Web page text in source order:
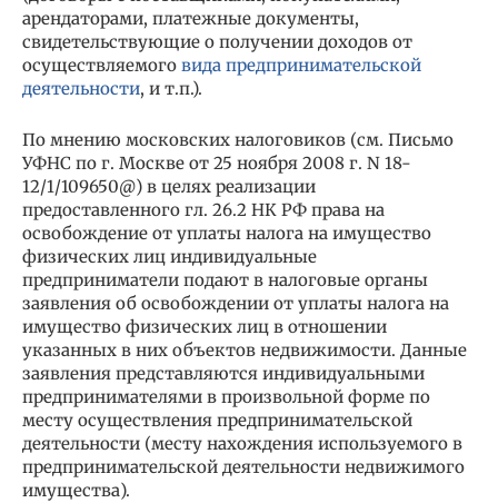
арендаторами, платежные документы,
свидетельствующие о получении доходов от
осуществляемого вида предпринимательской
деятельности, и т.п.).
По мнению московских налоговиков (см. Письмо
УФНС по г. Москве от 25 ноября 2008 г. N 18-
12/1/109650@) в целях реализации
предоставленного гл. 26.2 НК РФ права на
освобождение от уплаты налога на имущество
физических лиц индивидуальные
предприниматели подают в налоговые органы
заявления об освобождении от уплаты налога на
имущество физических лиц в отношении
указанных в них объектов недвижимости. Данные
заявления представляются индивидуальными
предпринимателями в произвольной форме по
месту осуществления предпринимательской
деятельности (месту нахождения используемого в
предпринимательской деятельности недвижимого
имущества).